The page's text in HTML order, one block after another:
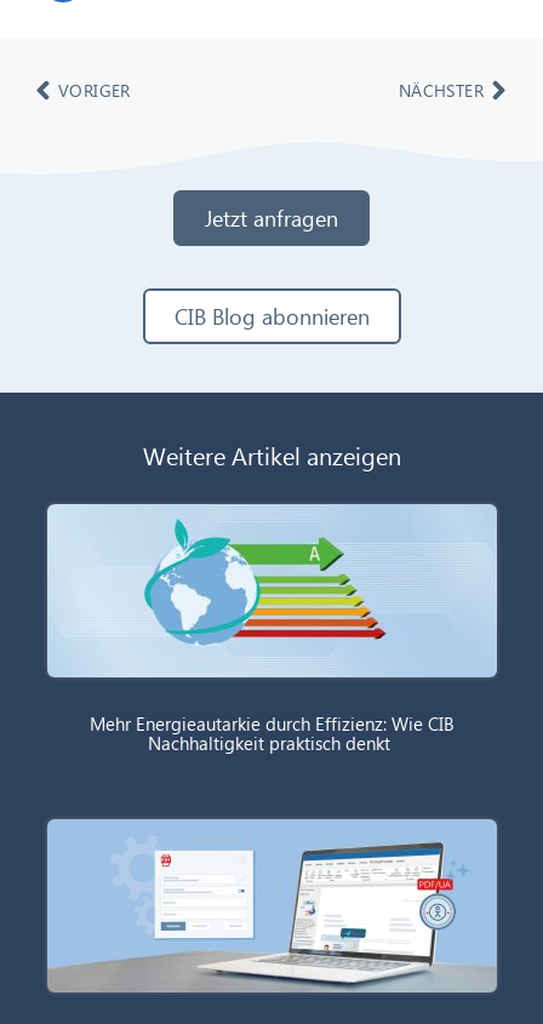
VORIGER NÄCHSTER
Jetzt anfragen
CIB Blog abonnieren
Weitere Artikel anzeigen
Mehr Energieautarkie durch Effizienz: Wie CIB
Nachhaltigkeit praktisch denkt